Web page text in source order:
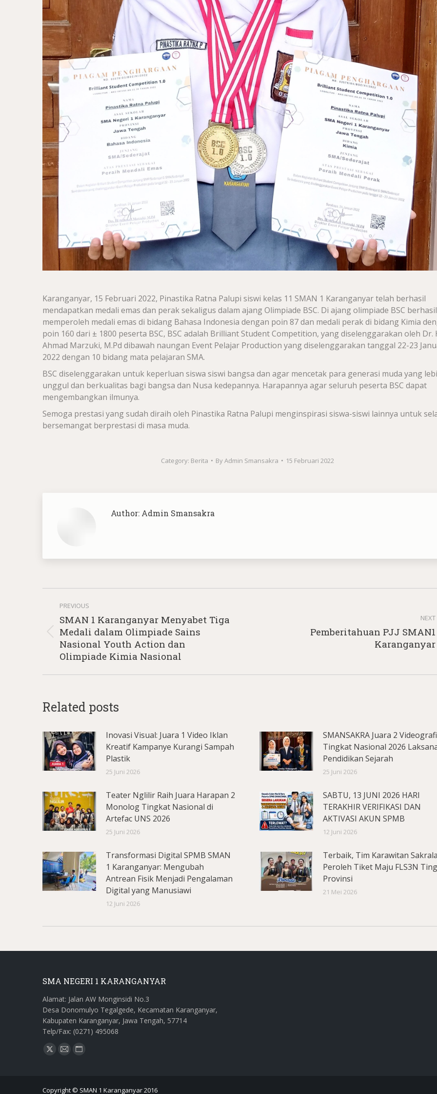
Karanganyar, 15 Februari 2022, Pinastika Ratna Palupi siswi kelas 11 SMAN 1 Karanganyar telah berhasil
mendapatkan medali emas dan perak sekaligus dalam ajang Olimpiade BSC. Di ajang olimpiade BSC berhasil
memperoleh medali emas di bidang Bahasa Indonesia dengan poin 87 dan medali perak di bidang Kimia
poin 160 dari ± 1800 peserta BSC, BSC adalah Brilliant Student Competition, yang diselenggarakan oleh Dr.
Ahmad Marzuki, M.Pd dibawah naungan Event Pelajar Production yang diselenggarakan tanggal 22-23
2022 dengan 10 bidang mata pelajaran SMA.
BSC diselenggarakan untuk keperluan siswa siswi bangsa dan agar mencetak para generasi muda yang
unggul dan berkualitas bagi bangsa dan Nusa kedepannya. Harapannya agar seluruh peserta BSC dapat
mengembangkan ilmunya.
Semoga prestasi yang sudah diraih oleh Pinastika Ratna Palupi menginspirasi siswa-siswi lainnya untuk
bersemangat berprestasi di masa muda.
Category: Berita ByAdmin Smansakra 15 Februari 2022
Author: Admin Smansakra
navigation
PREVIOUS
Previous
post:
SMAN 1 Karanganyar Menyabet Tiga
Medali dalam Olimpiade Sains
Nasional Youth Action dan
Olimpiade Kimia Nasional
NEXT
Pemberitahuan PJJ SMAN1
Karanganyar
Related posts
Inovasi Visual: Juara 1 Video Iklan
Kreatif Kampanye Kurangi Sampah
Plastik
25 Juni 2026
SMANSAKRA Juara 2 Videografi
Tingkat Nasional 2026
Pendidikan Sejarah
25 Juni 2026
Teater Nglilir Raih Juara Harapan 2
Monolog Tingkat Nasional di
Artefac UNS 2026
25 Juni 2026
SABTU, 13 JUNI 2026 HARI
TERAKHIR VERIFIKASI DAN
AKTIVASI AKUN SPMB
12 Juni 2026
Transformasi Digital SPMB SMAN
1 Karanganyar: Mengubah
Antrean Fisik Menjadi Pengalaman
Digital yang Manusiawi
12 Juni 2026
Terbaik, Tim Karawitan
Peroleh Tiket Maju FLS3N
Provinsi
21 Mei 2026
SMA NEGERI 1 KARANGANYAR
Alamat: Jalan AW Monginsidi No.3
Desa Donomulyo Tegalgede, Kecamatan Karanganyar,
Kabupaten Karanganyar, Jawa Tengah, 57714
Telp/Fax: (0271) 495068
Find us on:
X
MailWebsite
Copyright © SMAN 1 Karanganyar 2016